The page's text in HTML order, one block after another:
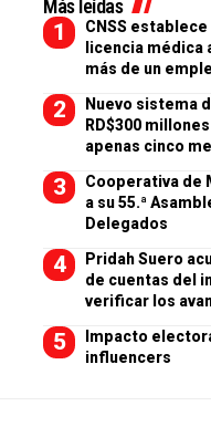
Más leídas
CNSS
licencia médica
más de un
Nuevo sistema
RD$300
apenas cinco
Cooperativa de
a su 55.ª
Delegados
Pridah Suero
de cuentas del
verificar los
Impacto
influencers